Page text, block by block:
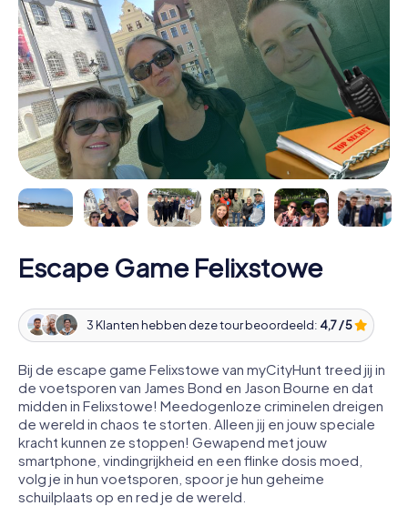
Escape Game Felixstowe
3 Klanten hebben deze tour beoordeeld: 4,7 / 5
Bij de escape game Felixstowe van myCityHunt treed jij in
de voetsporen van James Bond en Jason Bourne en dat
midden in Felixstowe! Meedogenloze criminelen dreigen
de wereld in chaos te storten. Alleen jij en jouw speciale
kracht kunnen ze stoppen! Gewapend met jouw
smartphone, vindingrijkheid en een flinke dosis moed,
volg je in hun voetsporen, spoor je hun geheime
schuilplaats op en red je de wereld.